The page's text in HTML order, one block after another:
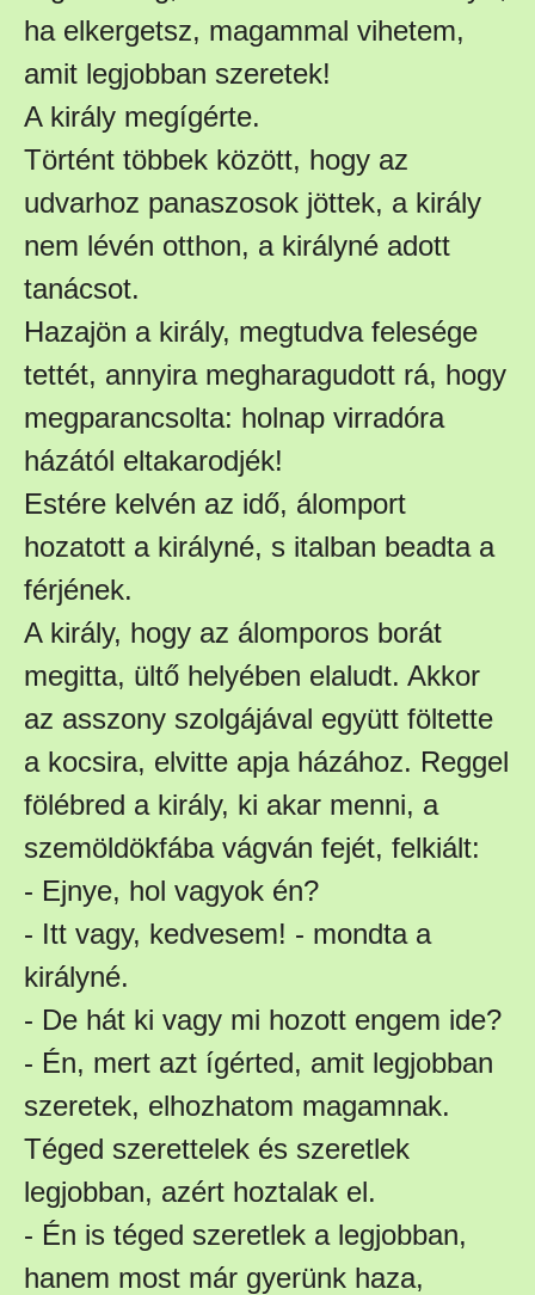
ha elkergetsz, magammal vihetem,
amit legjobban szeretek!
A király megígérte.
Történt többek között, hogy az
udvarhoz panaszosok jöttek, a király
nem lévén otthon, a királyné adott
tanácsot.
Hazajön a király, megtudva felesége
tettét, annyira megharagudott rá, hogy
megparancsolta: holnap virradóra
házától eltakarodjék!
Estére kelvén az idő, álomport
hozatott a királyné, s italban beadta a
férjének.
A király, hogy az álomporos borát
megitta, ültő helyében elaludt. Akkor
az asszony szolgájával együtt föltette
a kocsira, elvitte apja házához. Reggel
fölébred a király, ki akar menni, a
szemöldökfába vágván fejét, felkiált:
- Ejnye, hol vagyok én?
- Itt vagy, kedvesem! - mondta a
királyné.
- De hát ki vagy mi hozott engem ide?
- Én, mert azt ígérted, amit legjobban
szeretek, elhozhatom magamnak.
Téged szerettelek és szeretlek
legjobban, azért hoztalak el.
- Én is téged szeretlek a legjobban,
hanem most már gyerünk haza,